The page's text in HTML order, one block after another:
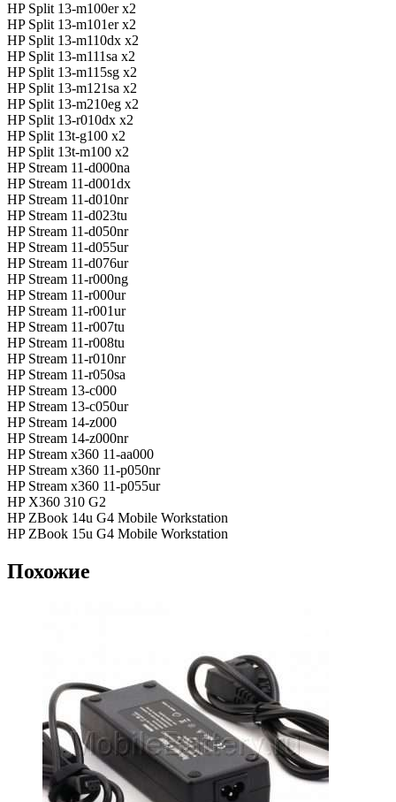
HP Split 13-m100er x2
HP Split 13-m101er x2
HP Split 13-m110dx x2
HP Split 13-m111sa x2
HP Split 13-m115sg x2
HP Split 13-m121sa x2
HP Split 13-m210eg x2
HP Split 13-r010dx x2
HP Split 13t-g100 x2
HP Split 13t-m100 x2
HP Stream 11-d000na
HP Stream 11-d001dx
HP Stream 11-d010nr
HP Stream 11-d023tu
HP Stream 11-d050nr
HP Stream 11-d055ur
HP Stream 11-d076ur
HP Stream 11-r000ng
HP Stream 11-r000ur
HP Stream 11-r001ur
HP Stream 11-r007tu
HP Stream 11-r008tu
HP Stream 11-r010nr
HP Stream 11-r050sa
HP Stream 13-c000
HP Stream 13-c050ur
HP Stream 14-z000
HP Stream 14-z000nr
HP Stream x360 11-aa000
HP Stream x360 11-p050nr
HP Stream x360 11-p055ur
HP X360 310 G2
HP ZBook 14u G4 Mobile Workstation
HP ZBook 15u G4 Mobile Workstation
Похожие